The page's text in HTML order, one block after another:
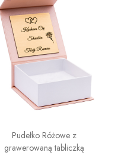
Pudełko Różowe z
grawerowaną tabliczką